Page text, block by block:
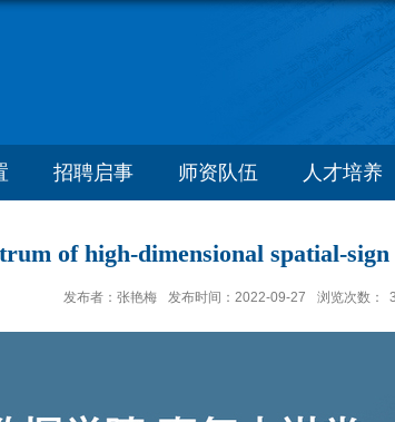
招聘启事 师资队伍 人才培养
of high-dimensional spatial-
发布者：张艳梅 发布时间：2022-09-27 浏览次数：